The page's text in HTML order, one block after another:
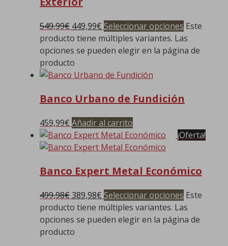
549,99€ 449,99€ Seleccionar opciones Este
producto tiene múltiples variantes. Las
opciones se pueden elegir en la página de
producto
Banco Urbano de Fundición
459,99€ Añadir al carrito
¡Oferta!
Banco Expert Metal Económico
499,98€389,98€ Seleccionar opciones Este
producto tiene múltiples variantes. Las
opciones se pueden elegir en la página de
producto